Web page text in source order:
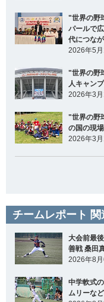
"世界の野
パールで
代につな
2026年5月
"世界の野
人キャン
2026年3月
"世界の野
の国の現場
2026年3月
チームレポート 関
大会前最
善戦 桑田
2026年8月
中学軟式
ムリーな